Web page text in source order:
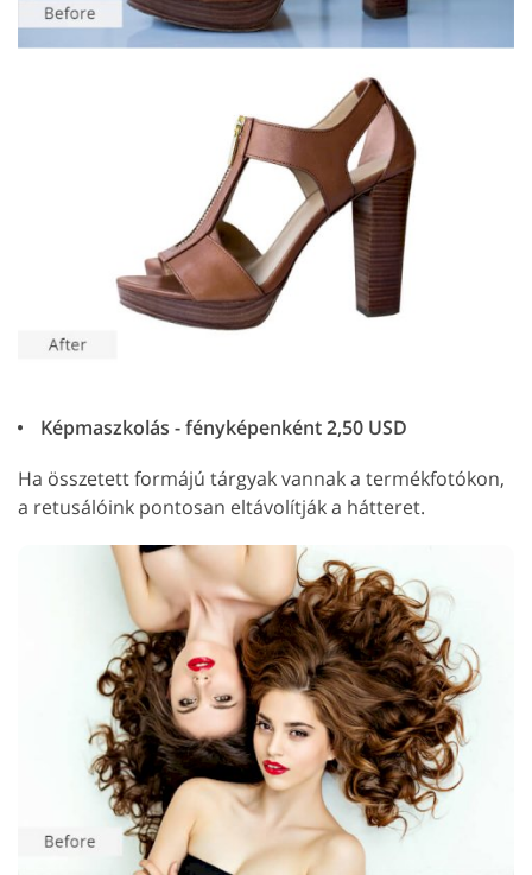
Képmaszkolás - fényképenként 2,50 USD
Ha összetett formájú tárgyak vannak a termékfotókon,
a retusálóink pontosan eltávolítják a hátteret.